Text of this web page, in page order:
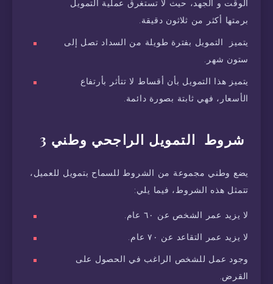
الوقت و الجهد، حيث لا تستغرق عملية التمويل
برمتها أكثر من ثلاثون دقيقة.
يتميز التمويل بفترة طويلة من السداد تصل إلى
ستون شهر.
يتميز هذا التمويل بأن أقساط لا تتأثر بأرتفاع
الأسعار، فهي ثابتة بصورة دائمة.
شروط التمويل الراجحي وطني 3
يضع وطني مجموعة من الشروط للسماح بتمويل للعميل،
تتمثل هذه الشروط، فيما يلي:
لا يزيد عمر الشخص عن ٦٠ عام.
لا يزيد عمر التقاعد عن ٧٠ عام.
وجود عمل للشخص الراغب في الحصول على
القرض.